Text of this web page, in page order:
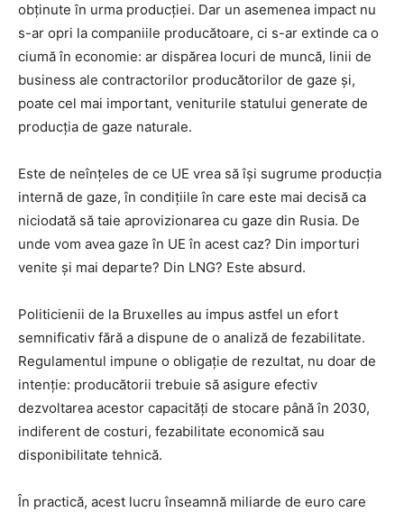
obținute în urma producției. Dar un asemenea impact nu
s-ar opri la companiile producătoare, ci s-ar extinde ca o
ciumă în economie: ar dispărea locuri de muncă, linii de
business ale contractorilor producătorilor de gaze și,
poate cel mai important, veniturile statului generate de
producția de gaze naturale.
Este de neînțeles de ce UE vrea să își sugrume producția
internă de gaze, în condițiile în care este mai decisă ca
niciodată să taie aprovizionarea cu gaze din Rusia. De
unde vom avea gaze în UE în acest caz? Din importuri
venite și mai departe? Din LNG? Este absurd.
Politicienii de la Bruxelles au impus astfel un efort
semnificativ fără a dispune de o analiză de fezabilitate.
Regulamentul impune o obligație de rezultat, nu doar de
intenție: producătorii trebuie să asigure efectiv
dezvoltarea acestor capacități de stocare până în 2030,
indiferent de costuri, fezabilitate economică sau
disponibilitate tehnică.
În practică, acest lucru înseamnă miliarde de euro care